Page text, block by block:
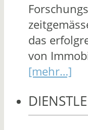
das
von
[mehr…]